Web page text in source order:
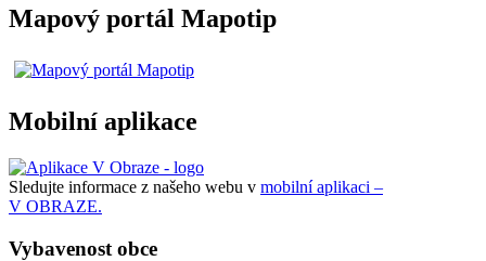
Mapový portál Mapotip
Mobilní aplikace
Sledujte informace z našeho webu v mobilní aplikaci –
V OBRAZE.
Vybavenost obce